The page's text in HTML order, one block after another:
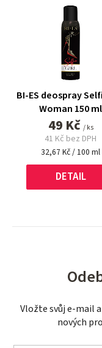
BI-ES deospray
Woman 150 ml
49 Kč / ks
41 Kč bez DPH
Měrná
32,67 Kč / 100 ml
DETAIL
Vložte svůj e-mail
nových